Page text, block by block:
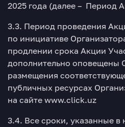
2025 года (далее – Период
3.3. Период проведения
по инициативе
продлении срока Акции
дополнительно оповещены
размещения
публичных ресурсах
на сайте www.click.uz
3.4. Все сроки, указанные в